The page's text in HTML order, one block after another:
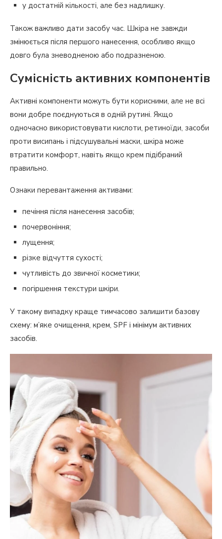
у достатній кількості, але без надлишку.
Також важливо дати засобу час. Шкіра не завжди
змінюється після першого нанесення, особливо якщо
довго була зневодненою або подразненою.
Сумісність активних компонентів
Активні компоненти можуть бути корисними, але не всі
вони добре поєднуються в одній рутині. Якщо
одночасно використовувати кислоти, ретиноїди, засоби
проти висипань і підсушувальні маски, шкіра може
втратити комфорт, навіть якщо крем підібраний
правильно.
Ознаки перевантаження активами:
печіння після нанесення засобів;
почервоніння;
лущення;
різке відчуття сухості;
чутливість до звичної косметики;
погіршення текстури шкіри.
У такому випадку краще тимчасово залишити базову
схему: м’яке очищення, крем, SPF і мінімум активних
засобів.